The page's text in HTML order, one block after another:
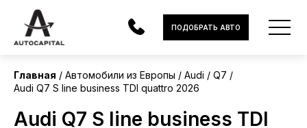
АВТОМОБИЛИ
ЭЛЕКТРОМОБИЛИ
ПОДОБРАТЬ АВТО
Главная Автомобили из Европы Audi
Q7
Audi Q7 S line business TDI quattro 2026
Audi Q7 S line business TDI
Европа
Без пробега